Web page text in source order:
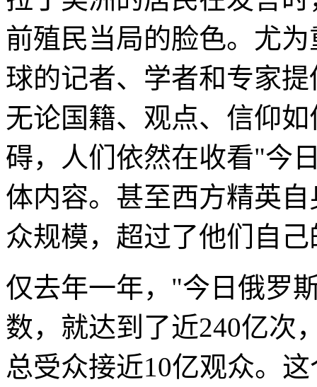
前殖民当局的脸色。尤
球的记者、学者和专家
无论国籍、观点、信仰
碍，人们依然在收看"今
体内容。甚至西方精英
众规模，超过了他们自
仅去年一年，"今日俄罗
数，就达到了近240亿次
总受众接近10亿观众。